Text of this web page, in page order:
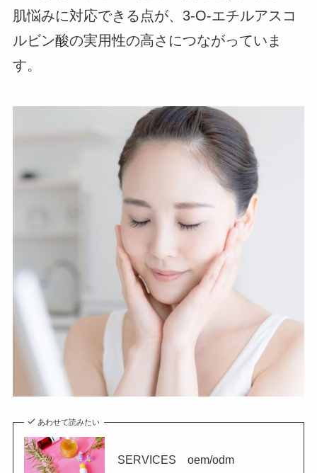
肌悩みに対応できる点が、3-O-エチルアスコ
ルビン酸の実用性の高さにつながっていま
す。
あわせて読みたい
SERVICES oem/odm